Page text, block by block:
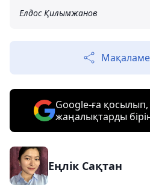
Елдос Қилымжанов
Google-ға қосылып,
жаңалықтарды
Еңлік Сақтан